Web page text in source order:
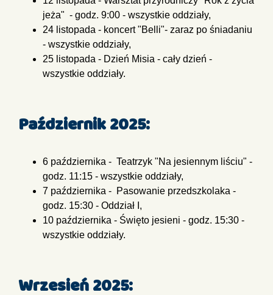
jeża" - godz. 9:00 - wszystkie oddziały,
24 listopada - koncert "Belli"- zaraz po śniadaniu
- wszystkie oddziały,
25 listopada - Dzień Misia - cały dzień -
wszystkie oddziały.
Październik 2025:
6 października - Teatrzyk "Na jesiennym liściu" -
godz. 11:15 - wszystkie oddziały,
7 października - Pasowanie przedszkolaka -
godz. 15:30 - Oddział I,
10 października - Święto jesieni - godz. 15:30 -
wszystkie oddziały.
Wrzesień 2025: